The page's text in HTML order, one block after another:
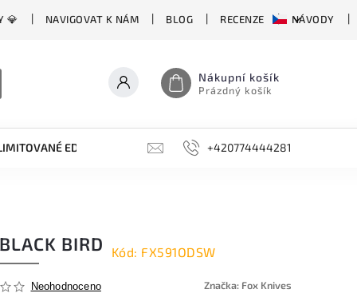
💎 NAVIGOVAT K NÁM BLOG RECENZE NÁVODY
Nákupní košík
Prázdný košík
EDICE BROUSKY, BRUSKY, OCÍLKY
+420774444281
BIRD Kód: FX591ODSW
Neohodnoceno Značka: Fox Knives